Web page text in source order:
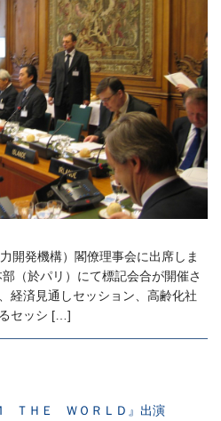
発機構）閣僚理事会に出席しま
（於パリ）にて標記会合が開催さ
経済見通しセッション、高齢化社
セッシ […]
ＴＨＥ ＷＯＲＬＤ』出演